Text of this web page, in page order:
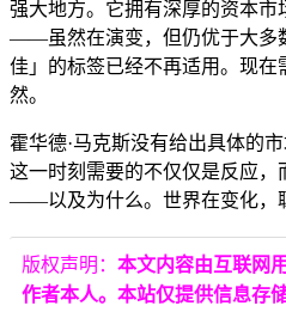
强大地方。它拥有深厚的资本市
——虽然在演变，但仍优于大多
佳」的标签已经不再适用。现在
然。
霍华德·马克斯没有给出具体的
这一时刻需要的不仅仅是反应，
——以及为什么。世界在变化，
版权声明： 本文内容由互联网
作者本人。本站仅提供信息存